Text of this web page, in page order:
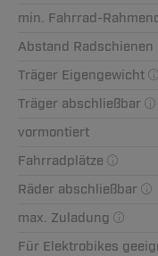
min. Fahrrad-
Abstand Radschienen
Träger Eigengewicht
Träger abschließbar
vormontiert
Fahrradplätze
Räder abschließbar
max. Zuladung
Für Elektrobikes